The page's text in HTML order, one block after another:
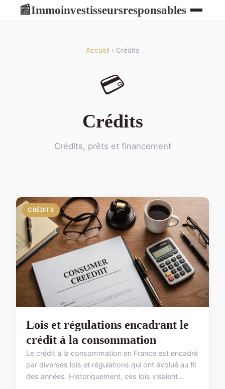
📰Immoinvestisseursresponsables
Accueil › Crédits
💳
Crédits
Crédits, prêts et financement
CRÉDITS
Lois et régulations encadrant le
crédit à la consommation
Le crédit à la consommation en France est encadré
par diverses lois et régulations qui ont évolué au fil
des années. Historiquement, ces lois visaient...